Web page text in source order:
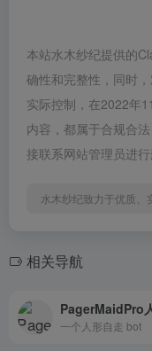
本站水木纱纪提供的
确性和完整性，同时
实际控制，在2022年
内容，都属于合规合
接联系网站管理员进
水木纱纪致力于优质、
相关导航
一个人形自走 bot